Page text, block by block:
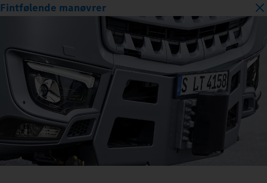
Fintfølende manøvrer